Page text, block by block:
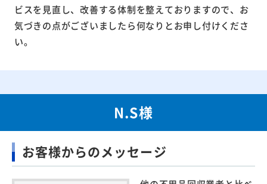
ビスを見直し、改善する体制を整えておりますので、お
気づきの点がございましたら何なりとお申し付けくださ
い。
N.S様
お客様からのメッセージ